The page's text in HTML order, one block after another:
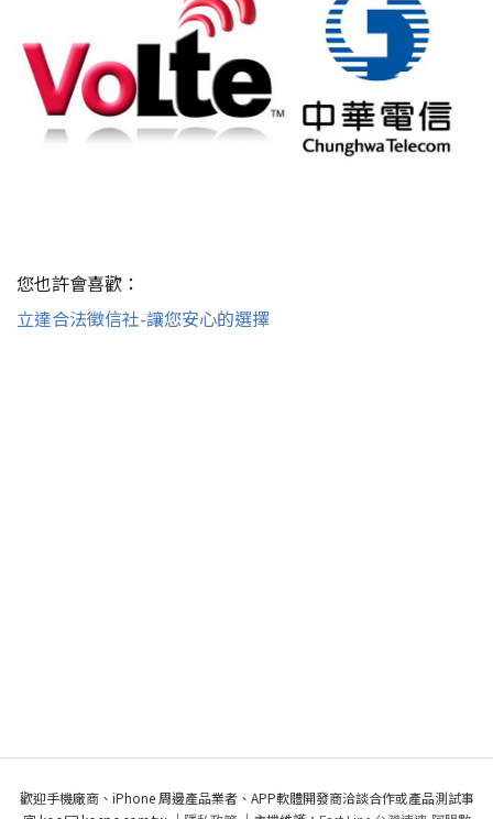
您也許會喜歡：
立達合法徵信社-讓您安心的選擇
歡迎手機廠商、iPhone 周邊產品業者、APP軟體開發商洽談合作或產品測試事